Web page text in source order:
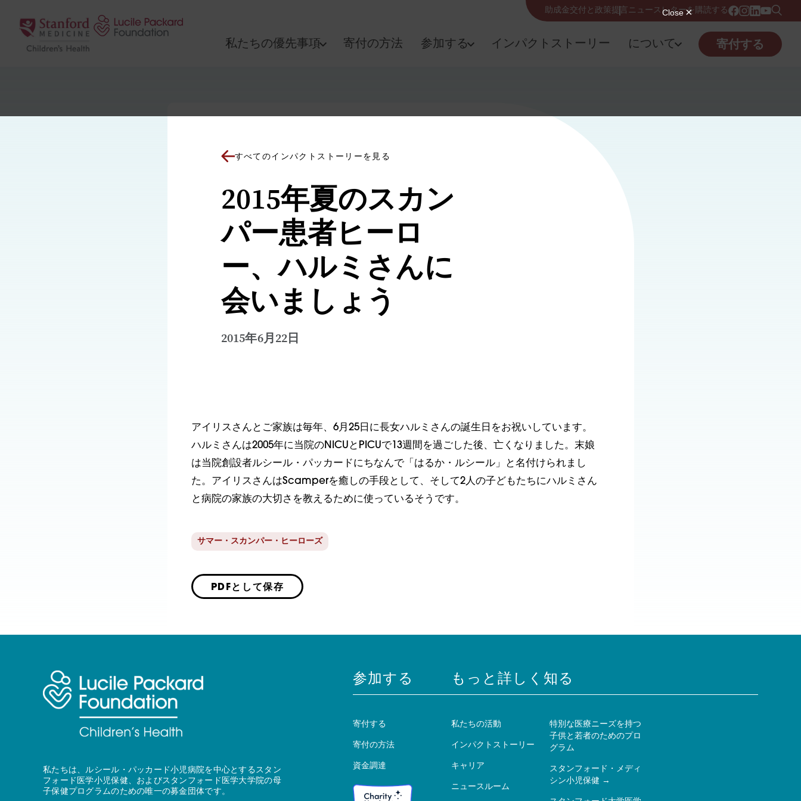
助成金交付と政策提言 ニュースレターを購読する
私たちの優先事項 寄付の方法 参加する インパクトストーリー について 寄付する
すべてのインパクトストーリーを見る
2015年夏のスカン
パー患者ヒーロ
ー、ハルミさんに
会いましょう
2015年6月22日
アイリスさんとご家族は毎年、6月25日に長女ハルミさんの誕生日をお祝いしています。
ハルミさんは2005年に当院のNICUとPICUで13週間を過ごした後、亡くなりました。末娘
は当院創設者ルシール・パッカードにちなんで「はるか・ルシール」と名付けられまし
た。アイリスさんはScamperを癒しの手段として、そして2人の子どもたちにハルミさん
と病院の家族の大切さを教えるために使っているそうです。
サマー・スカンパー・ヒーローズ
PDFとして保存
私たちは、ルシール・パッカード小児病院を中心とするスタン
フォード医学小児保健、およびスタンフォード医学大学院の母
子保健プログラムのための唯一の募金団体です。
参加する
寄付する
寄付の方法
資金調達
もっと詳しく知る
私たちの活動
インパクトストーリー
キャリア
ニュースルーム
特別な医療ニーズを持つ
子供と若者のためのプロ
グラム
スタンフォード・メディ
シン小児保健